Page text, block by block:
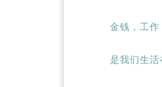
金钱，工作
是我们生活